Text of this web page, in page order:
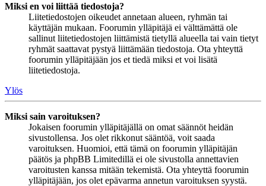
Miksi en voi liittää tiedostoja?
Liitetiedostojen oikeudet annetaan alueen, ryhmän tai
käyttäjän mukaan. Foorumin ylläpitäjä ei välttämättä ole
sallinut liitetiedostojen liittämistä tietyllä alueella tai vain tietyt
ryhmät saattavat pystyä liittämään tiedostoja. Ota yhteyttä
foorumin ylläpitäjään jos et tiedä miksi et voi lisätä
liitetiedostoja.
Ylös
Miksi sain varoituksen?
Jokaisen foorumin ylläpitäjällä on omat säännöt heidän
sivustollensa. Jos olet rikkonut sääntöä, voit saada
varoituksen. Huomioi, että tämä on foorumin ylläpitäjän
päätös ja phpBB Limitedillä ei ole sivustolla annettavien
varoitusten kanssa mitään tekemistä. Ota yhteyttä foorumin
ylläpitäjään, jos olet epävarma annetun varoituksen syystä.